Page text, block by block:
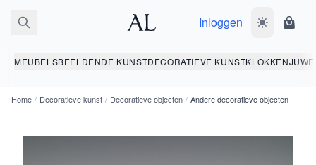
Inloggen Wissel
MEUBELSBEELDENDE KUNSTDECORATIEVE KUNSTKLOKKEN
Home / Decoratieve kunst / Decoratieve objecten / Andere decoratieve objecten